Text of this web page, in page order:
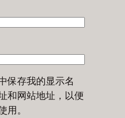
保存我的显示名
和网站地址，以便
用。